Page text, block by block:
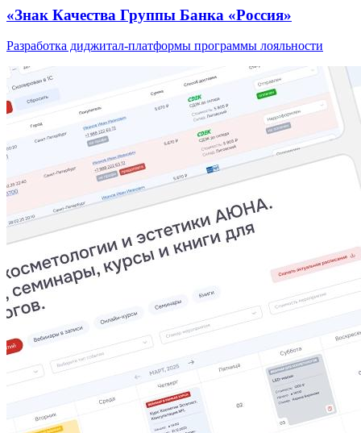
«Знак Качества Группы Банка «Россия»
Разработка диджитал-платформы программы лояльности